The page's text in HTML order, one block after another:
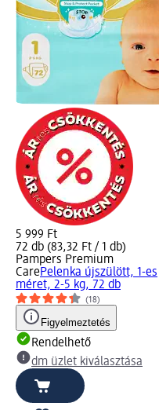
5 999 Ft
72 db (83,32 Ft / 1 db)
Pampers Premium
CarePelenka újszülött, 1-es
méret, 2-5 kg, 72 db
(18)
Figyelmeztetés
Rendelhető
dm üzlet kiválasztása